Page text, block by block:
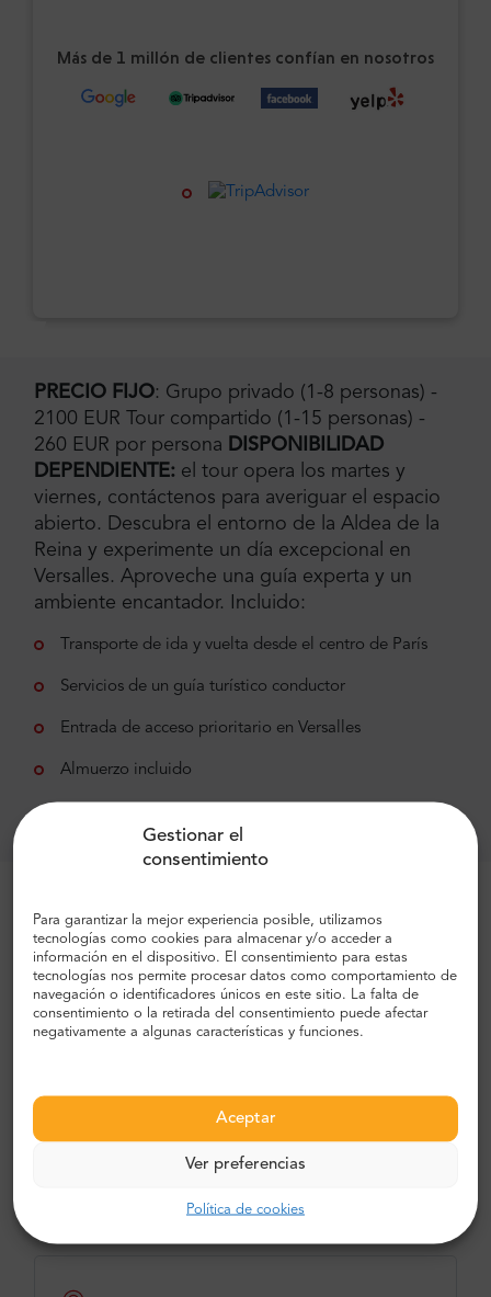
Gestionar el
consentimiento
Para garantizar la mejor experiencia posible, utilizamos
tecnologías como cookies para almacenar y/o acceder a
información en el dispositivo. El consentimiento para estas
tecnologías nos permite procesar datos como comportamiento de
navegación o identificadores únicos en este sitio. La falta de
consentimiento o la retirada del consentimiento puede afectar
negativamente a algunas características y funciones.
Aceptar
Ver preferencias
Política de cookies
Más de 1 millón de clientes confían en nosotros
PRECIO FIJO: Grupo privado (1-8 personas) -
2100 EUR Tour compartido (1-15 personas) -
260 EUR por persona DISPONIBILIDAD
DEPENDIENTE: el tour opera los martes y
viernes, contáctenos para averiguar el espacio
abierto. Descubra el entorno de la Aldea de la
Reina y experimente un día excepcional en
Versalles. Aproveche una guía experta y un
ambiente encantador. Incluido:
Transporte de ida y vuelta desde el centro de París
Servicios de un guía turístico conductor
Entrada de acceso prioritario en Versalles
Almuerzo incluido
servicios:
Hemos inventado este recorrido en el
mercado y somos los mejores en él.
Frecuencia
El tour opera los martes y viernes. Debido a la alta
específica está en la solicitud.